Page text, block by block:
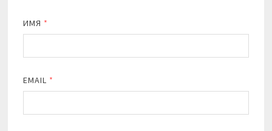
ИМЯ *
EMAIL *